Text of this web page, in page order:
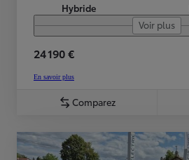
Hybride
Voir plus
24 190 €
En savoir plus
Comparez